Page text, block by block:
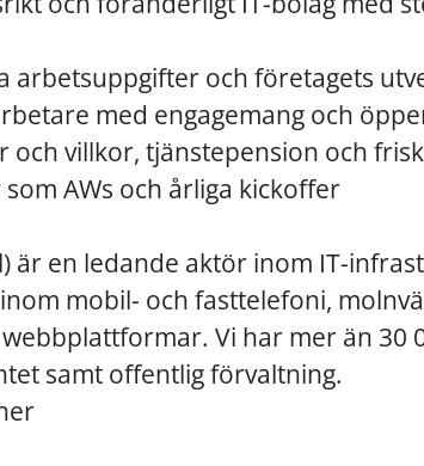
arbetsuppgifter och företagets
med engagemang och
och villkor, tjänstepension och
AWs och årliga kickoffer
är en ledande aktör inom IT-
mobil- och fasttelefoni,
Vi har mer än 30
samt offentlig förvaltning.